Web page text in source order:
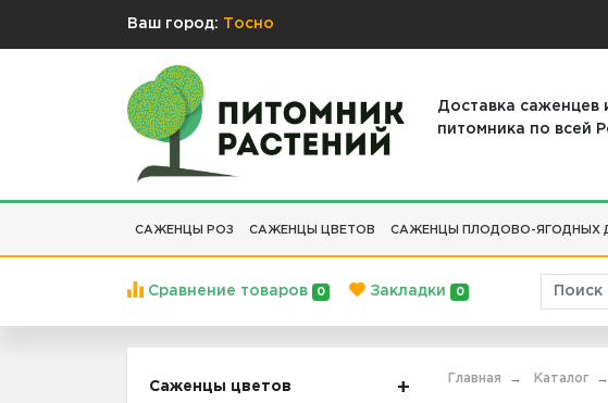
Ваш город: Тосно
Доставка саженцев
питомника по всей
САЖЕНЦЫ РОЗ САЖЕНЦЫ ЦВЕТОВ САЖЕНЦЫ ПЛОДОВО-ЯГОДНЫХ
Сравнение товаров 0 Закладки 0
Саженцы цветов
Главная Каталог